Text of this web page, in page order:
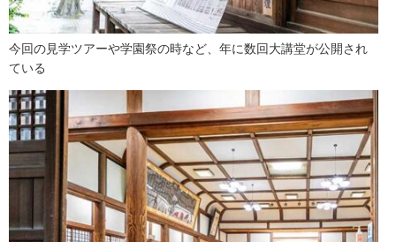
今回の見学ツアーや学園祭の時など、年に数回大講堂が公開され
ている